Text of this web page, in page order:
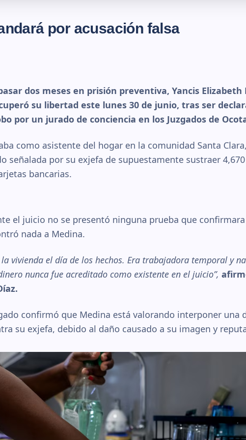
por acusación falsa
dos meses en prisión preventiva, Yancis
su libertad este lunes 30 de junio, tras ser
por un jurado de conciencia en los Juzgados de
como asistente del hogar en la comunidad Santa
señalada por su exjefa de supuestamente sustraer
bancarias.
el juicio no se presentó ninguna prueba que
nada a Medina.
la vivienda el día de los hechos. Era trabajadora temporal y
nunca fue acreditado como existente en el juicio”,
confirmó que Medina está valorando interponer una
su exjefa, debido al daño causado a su imagen y